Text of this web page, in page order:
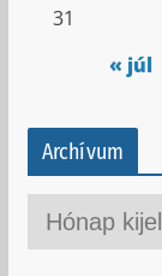
« júl
31
Archívum
r